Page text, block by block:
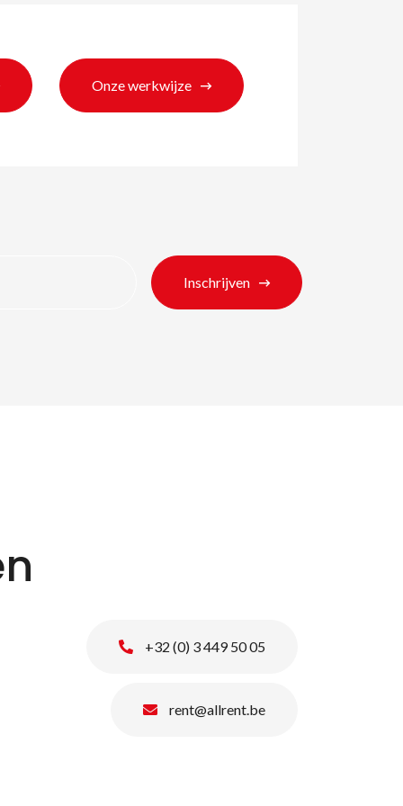
Onze werkwijze
Inschrijven
+32 (0) 3 449 50 05
rent@allrent.be